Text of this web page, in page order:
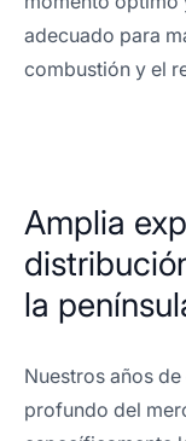
adecuado para
combustión y el
Amplia
la
Nuestros años
profundo del